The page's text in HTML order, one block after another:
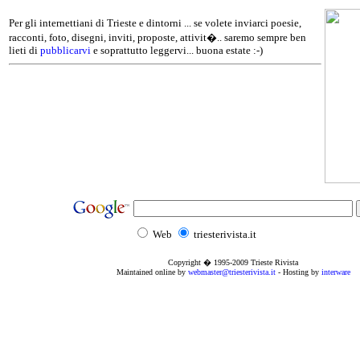
Per gli internettiani di Trieste e dintorni ... se volete inviarci poesie,
racconti, foto, disegni, inviti, proposte, attivit�.. saremo sempre ben
lieti di pubblicarvi e soprattutto leggervi... buona estate :-)
Web triesterivista.it
Copyright � 1995-2009 Trieste Rivista
Maintained online by webmaster@triesterivista.it- Hosting by interware